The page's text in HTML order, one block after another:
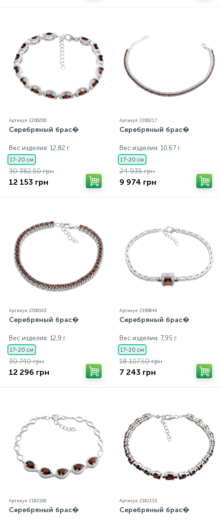
Артикул: 2206200
Серебряный брас�
Вес изделия: 12,82 г.
17-20 см
30 382.50 грн
12 153 грн
Артикул: 2206217
Серебряный брас�
Вес изделия: 10,67 г.
17-20 см
24 935 грн
9 974 грн
Артикул: 2206163
Серебряный брас�
Вес изделия: 12,9 г.
17-20 см
30 740 грн
12 296 грн
Артикул: 2190844
Серебряный брас�
Вес изделия: 7,95 г.
17-20 см
18 107.50 грн
7 243 грн
Артикул: 2182160
Серебряный брас�
Артикул: 2182153
Серебряный брас�